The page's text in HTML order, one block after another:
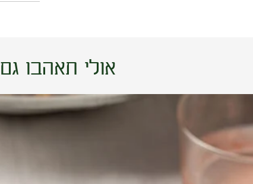
אולי תאהבו גם